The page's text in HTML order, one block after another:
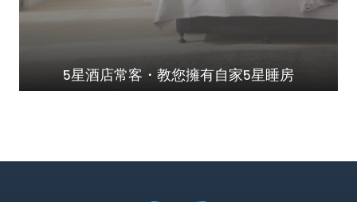
5星酒店常客・教您擁有自家5星睡房